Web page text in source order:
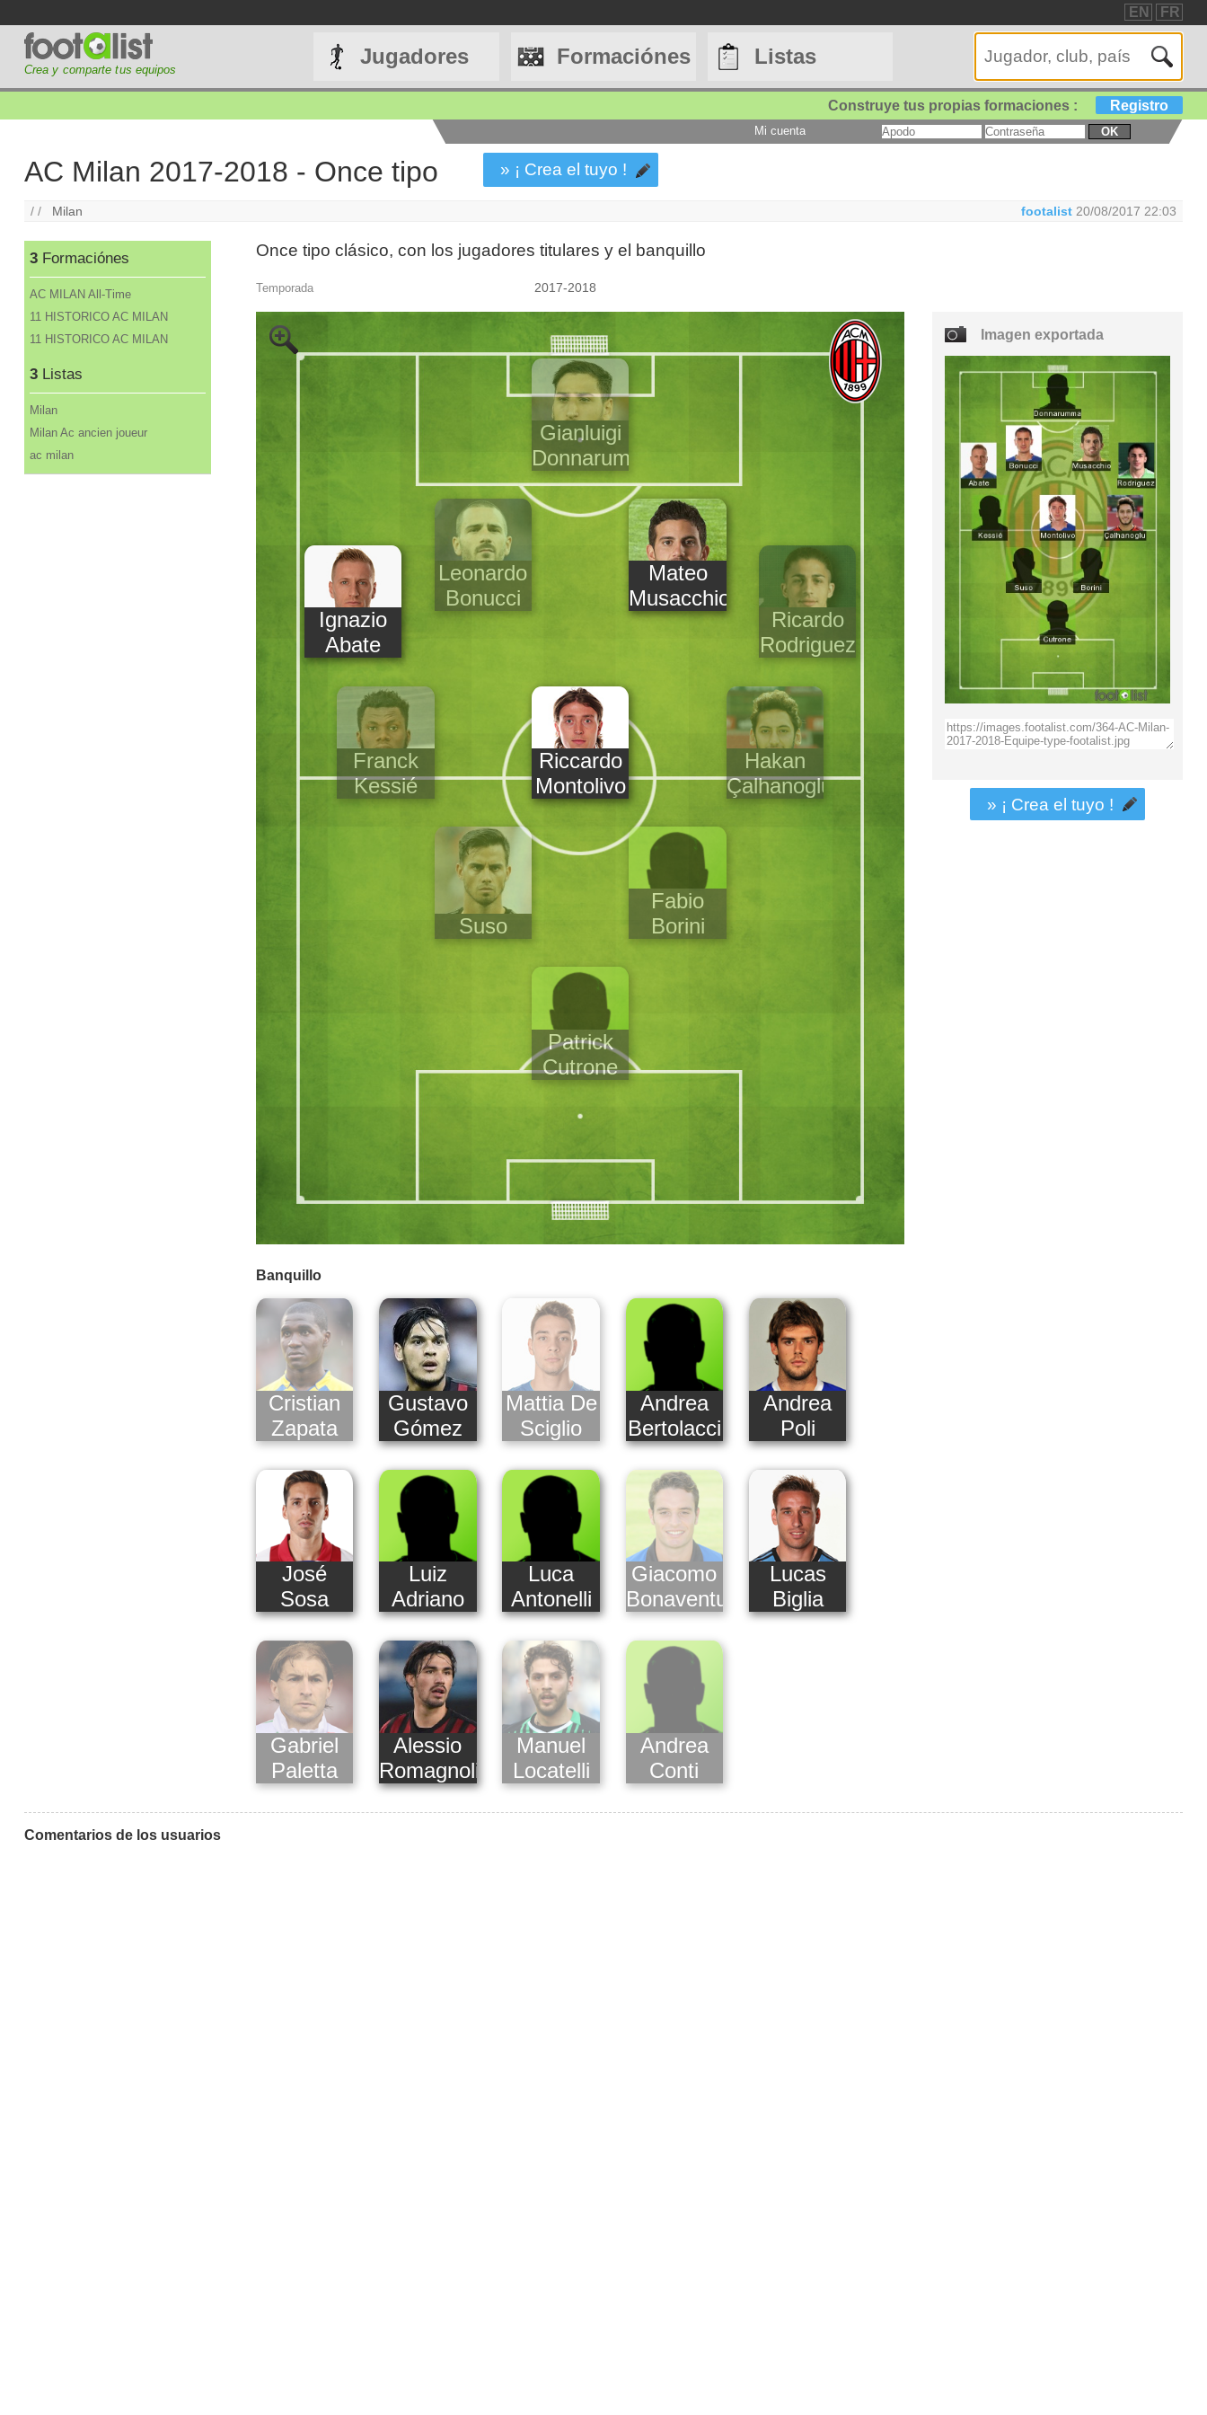
EN FR
Crea y comparte tus equipos
Jugadores Formaciónes Listas
Construye tus propias formaciones : Registro
Mi cuenta OK
AC Milan 2017-2018 - Once tipo » ¡ Crea el tuyo !
/ / Milan footalist 20/08/2017 22:03
3 Formaciónes
AC MILAN All-Time
11 HISTORICO AC MILAN
11 HISTORICO AC MILAN
3 Listas
Milan
Milan Ac ancien joueur
ac milan
Once tipo clásico, con los jugadores titulares y el banquillo
Temporada 2017-2018
Gianluigi
Donnarumma
Ignazio
Abate
Leonardo
Bonucci
Mateo
Musacchio
Ricardo
Rodriguez
Franck
Kessié
Riccardo
Montolivo
Hakan
Çalhanoglu
Suso
Fabio
Borini
Patrick
Cutrone
Banquillo
Cristian
Zapata
Gustavo
Gómez
Mattia De
Sciglio
Andrea
Bertolacci
Andrea
Poli
José
Sosa
Luiz
Adriano
Luca
Antonelli
Giacomo
Bonaventura
Lucas
Biglia
Gabriel
Paletta
Alessio
Romagnoli
Manuel
Locatelli
Andrea
Conti
Imagen exportada
» ¡ Crea el tuyo !
Comentarios de los usuarios